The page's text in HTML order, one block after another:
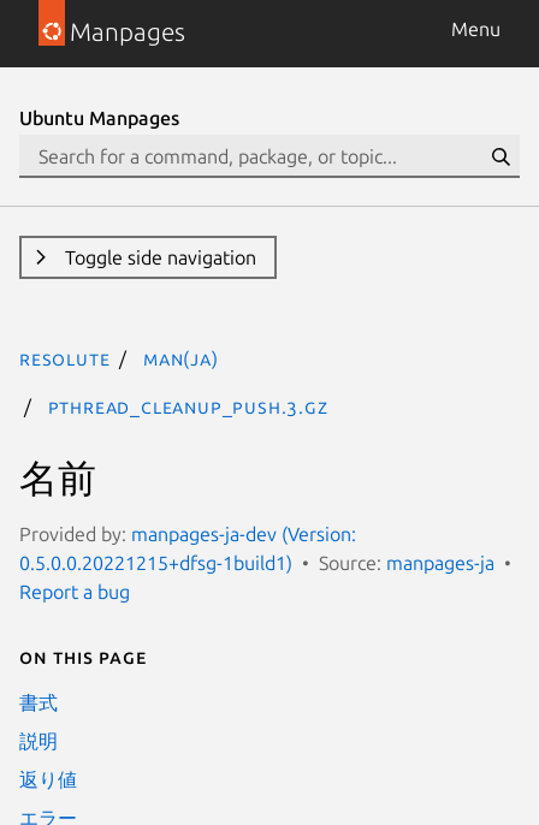
Manpages Menu
Ubuntu Manpages
Toggle side navigation
resolute man(ja)
pthread_cleanup_push.3.gz
名前
Provided by: manpages-ja-dev (Version:
0.5.0.0.20221215+dfsg-1build1)
Source: manpages-ja
Report a bug
On this page
書式
説明
返り値
エラー